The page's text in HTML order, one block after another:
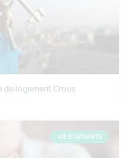
de logement Crous
VIE ÉTUDIANTE